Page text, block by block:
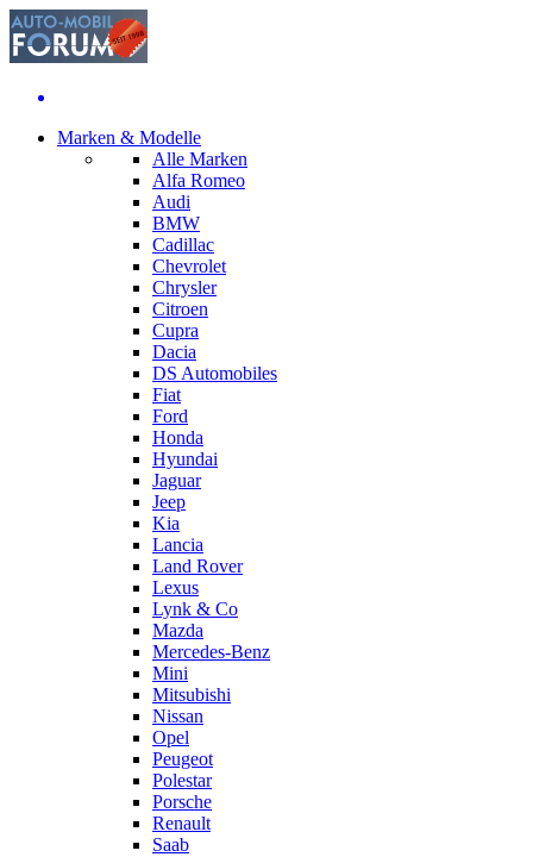
Marken & Modelle
Alle Marken
Alfa Romeo
Audi
BMW
Cadillac
Chevrolet
Chrysler
Citroen
Cupra
Dacia
DS Automobiles
Fiat
Ford
Honda
Hyundai
Jaguar
Jeep
Kia
Lancia
Land Rover
Lexus
Lynk & Co
Mazda
Mercedes-Benz
Mini
Mitsubishi
Nissan
Opel
Peugeot
Polestar
Porsche
Renault
Saab